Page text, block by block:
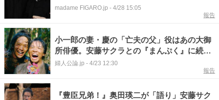
催。
madame FIGARO.jp - 4/28 15:05
報告
小一郎の妻・慶の「亡夫の父」役はあの大御
所俳優。安藤サクラとの『まんぷく』に続く
父娘共演に、SNSでは歓喜の声が…『豊臣兄
婦人公論.jp - 4/23 12:30
報告
『豊臣兄弟！』奥田瑛二が「語り」安藤サク